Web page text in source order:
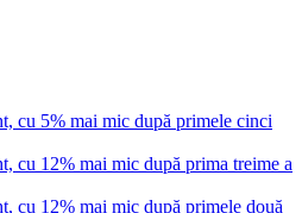
cu 5% mai mic după primele cinci
cu 12% mai mic după prima treime a
cu 12% mai mic după primele două